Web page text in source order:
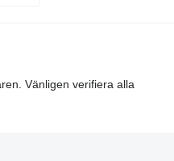
hp .;
increases the effect on the
with mineral fertilizers;
140x140x8 made of steel
Vänligen verifiera alla